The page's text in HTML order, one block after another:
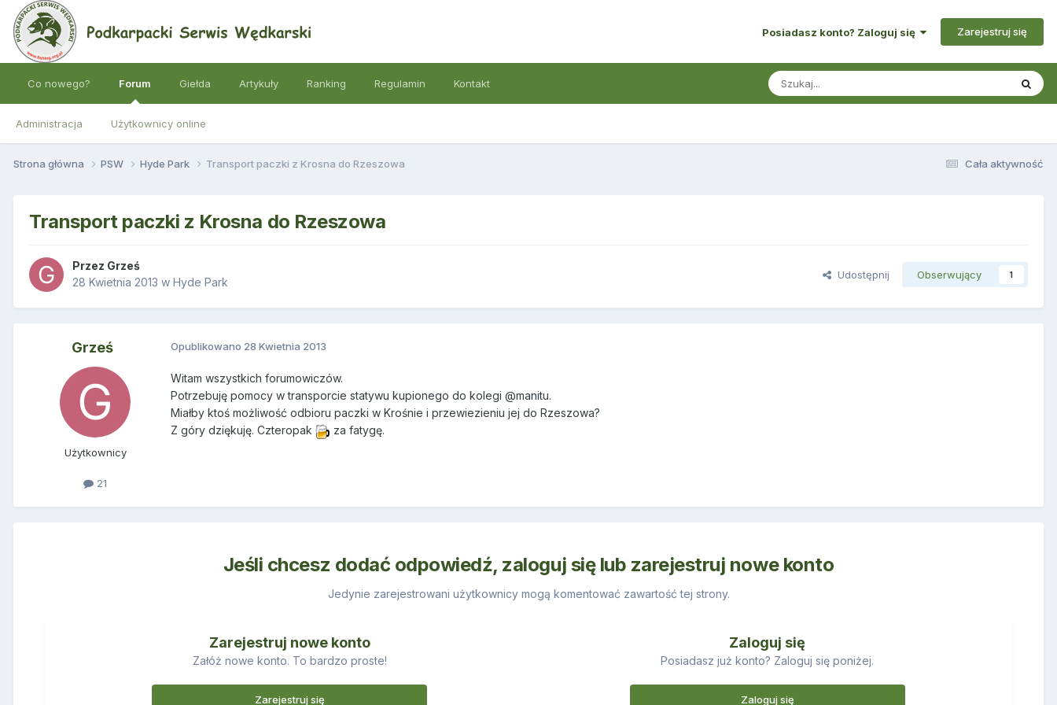
Posiadasz konto? Zaloguj się Zarejestruj się
Co nowego? Forum
Administracja Użytkownicy online
Giełda Artykuły Ranking Regulamin Kontakt
Cała aktywność
Strona główna PSW Hyde Park Transport paczki z Krosna do Rzeszowa
Transport paczki z Krosna do Rzeszowa
Przez Grześ
28 Kwietnia 2013 w Hyde Park
Udostępnij Obserwujący 1
Grześ
Użytkownicy
21
Opublikowano 28 Kwietnia 2013
Witam wszystkich forumowiczów.
Potrzebuję pomocy w transporcie statywu kupionego do kolegi @manitu.
Miałby ktoś możliwość odbioru paczki w Krośnie i przewiezieniu jej do Rzeszowa?
Z góry dziękuję. Czteropak
za fatygę.
Jeśli chcesz dodać odpowiedź, zaloguj się lub zarejestruj nowe konto
Jedynie zarejestrowani użytkownicy mogą komentować zawartość tej strony.
Zarejestruj nowe konto
Załóż nowe konto. To bardzo proste!
Zarejestruj się
Zaloguj się
Posiadasz już konto? Zaloguj się poniżej.
Zaloguj się